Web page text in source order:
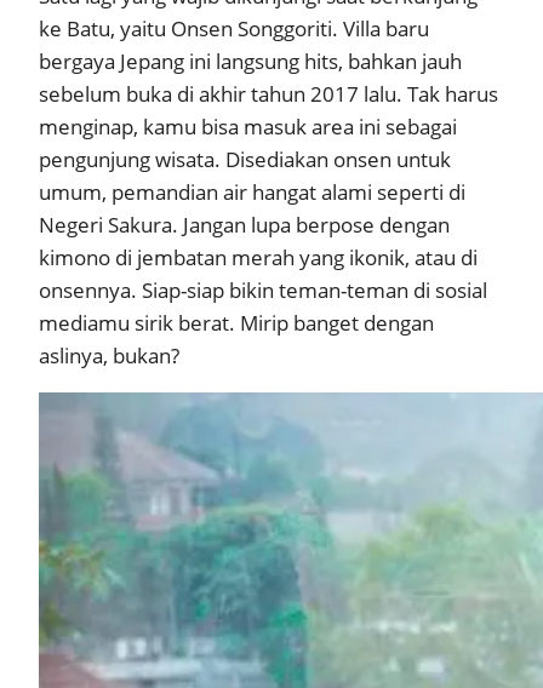
ke Batu, yaitu Onsen Songgoriti. Villa baru
bergaya Jepang ini langsung hits, bahkan jauh
sebelum buka di akhir tahun 2017 lalu. Tak harus
menginap, kamu bisa masuk area ini sebagai
pengunjung wisata. Disediakan onsen untuk
umum, pemandian air hangat alami seperti di
Negeri Sakura. Jangan lupa berpose dengan
kimono di jembatan merah yang ikonik, atau di
onsennya. Siap-siap bikin teman-teman di sosial
mediamu sirik berat. Mirip banget dengan
aslinya, bukan?